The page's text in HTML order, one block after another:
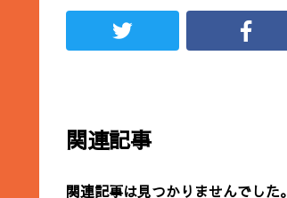
関連記事
関連記事は見つかりませんでした。